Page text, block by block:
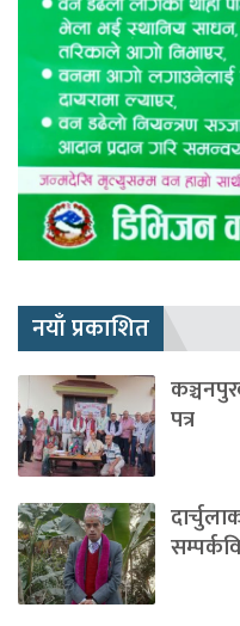
नयाँ प्रकाशित
पत्र